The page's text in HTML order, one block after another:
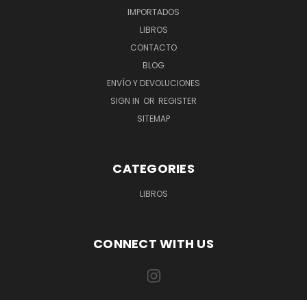
IMPORTADOS
LIBROS
CONTACTO
BLOG
ENVÍO Y DEVOLUCIONES
SIGN IN OR REGISTER
SITEMAP
CATEGORIES
LIBROS
CONNECT WITH US